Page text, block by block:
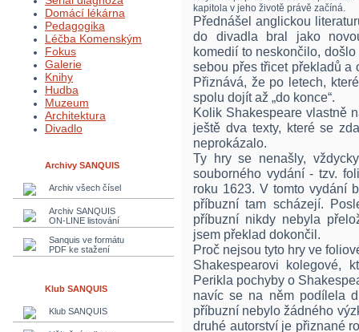
Domácí lékárna
Pedagogika
Léčba Komenským
Fokus
Galerie
Knihy
Hudba
Muzeum
Architektura
Divadlo
Archivy SANQUIS
Archiv všech čísel
Archiv SANQUIS
ON-LINE listování
Sanquis ve formátu
PDF ke stažení
Klub SANQUIS
Klub SANQUIS
kapitola v jeho životě právě začíná.
Přednášel anglickou
do divadla bral jako
komedií to neskončilo,
sebou přes třicet překladů a
Přiznává, že po letech,
spolu dojít až „do konce“.
Kolik Shakespeare vlastně
ještě dva texty, které se
neprokázalo.
Ty hry se nenašly,
souborného vydání - tzv.
roku 1623. V tomto vydání
příbuzní tam scházejí.
příbuzní nikdy nebyla
jsem překlad dokončil.
Proč nejsou tyto hry ve
Shakespearovi kolegové,
Perikla pochyby o
navíc se na něm podílela
příbuzní nebylo žádného
druhé autorství je přiznané